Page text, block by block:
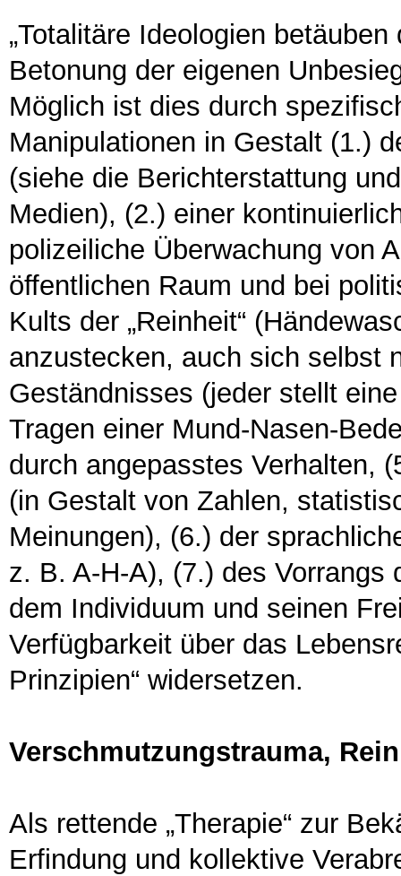
„Totalitäre Ideologien
Betonung der eigenen
Möglich ist dies durch
Manipulationen in Gestalt (1.)
(siehe die Berichterstattung
Medien), (2.) einer
polizeiliche Überwachung von
öffentlichen Raum und bei
Kults der „Reinheit“
anzustecken, auch sich selbst
Geständnisses (jeder stellt
Tragen einer Mund-Nasen-
durch angepasstes Verhalten,
(in Gestalt von Zahlen,
Meinungen), (6.) der
z. B. A-H-A), (7.) des Vorrangs
dem Individuum und seinen
Verfügbarkeit über das
Prinzipien“ widersetzen.
Verschmutzungstrauma,
Als rettende „Therapie“ zur
Erfindung und kollektive